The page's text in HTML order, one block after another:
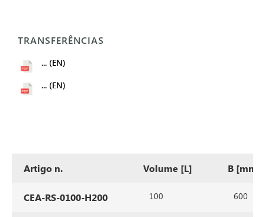
TRANSFERÊNCIAS
... (EN)
... (EN)
Artigo n. Volume [L] B [mm]
CEA-RS-0100-H200 100 600